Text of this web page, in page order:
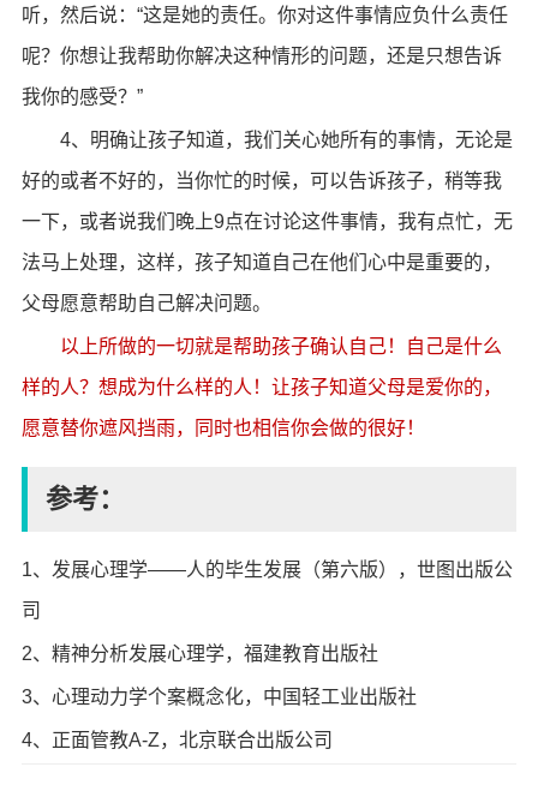
听，然后说：“这是她的责任。你对这件事情应负什么责任
呢？你想让我帮助你解决这种情形的问题，还是只想告诉
我你的感受？”
4、明确让孩子知道，我们关心她所有的事情，无论是
好的或者不好的，当你忙的时候，可以告诉孩子，稍等我
一下，或者说我们晚上9点在讨论这件事情，我有点忙，无
法马上处理，这样，孩子知道自己在他们心中是重要的，
父母愿意帮助自己解决问题。
以上所做的一切就是帮助孩子确认自己！自己是什么
样的人？想成为什么样的人！让孩子知道父母是爱你的，
愿意替你遮风挡雨，同时也相信你会做的很好！
参考：
1、发展心理学——人的毕生发展（第六版），世图出版公
司
2、精神分析发展心理学，福建教育出版社
3、心理动力学个案概念化，中国轻工业出版社
4、正面管教A-Z，北京联合出版公司